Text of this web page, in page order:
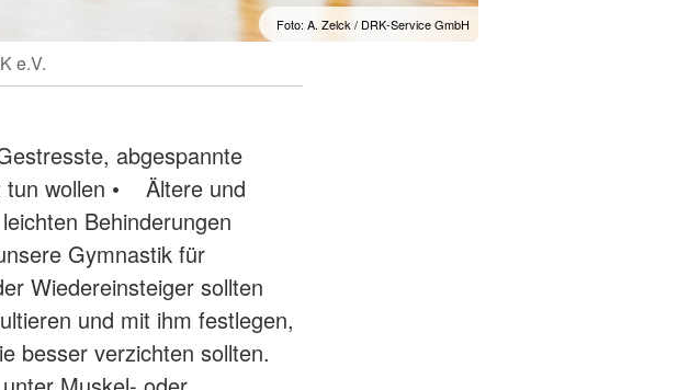
Foto: A. Zelck / DRK-Service GmbH
e.V.
abgespannte
tun wollen • Ältere und
Behinderungen
Gymnastik für
Wiedereinsteiger sollten
und mit ihm festlegen,
besser verzichten sollten.